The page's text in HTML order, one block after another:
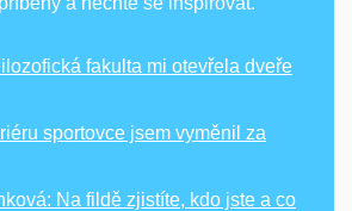
fakulta mi otevřela dveře
sportovce jsem vyměnil za
Na fildě zjistíte, kdo jste a co